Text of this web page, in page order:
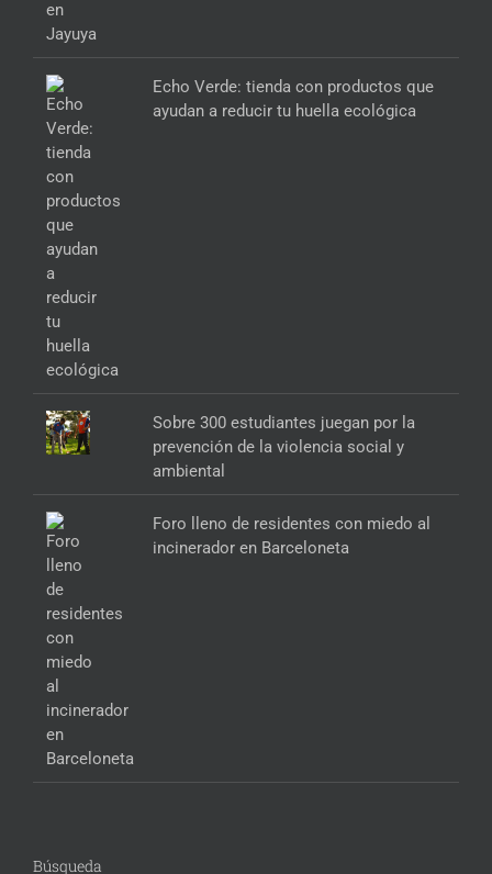
Echo Verde: tienda con productos que
ayudan a reducir tu huella ecológica
Sobre 300 estudiantes juegan por la
prevención de la violencia social y
ambiental
Foro lleno de residentes con miedo al
incinerador en Barceloneta
Búsqueda